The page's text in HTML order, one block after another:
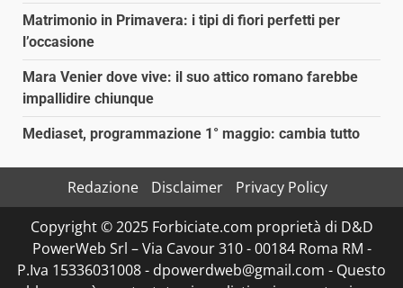
Matrimonio in Primavera: i tipi di fiori perfetti per
l’occasione
Mara Venier dove vive: il suo attico romano farebbe
impallidire chiunque
Mediaset, programmazione 1° maggio: cambia tutto
Redazione Disclaimer
Privacy Policy
Copyright © 2025 Forbiciate.com proprietà di D&D
PowerWeb Srl – Via Cavour 310 - 00184 Roma RM -
P.Iva 15336031008 - dpowerdweb@gmail.com - Questo